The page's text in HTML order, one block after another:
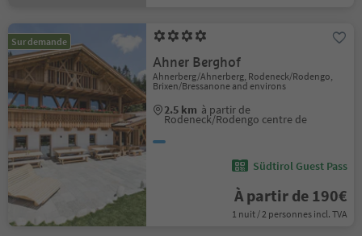
Sur demande
Ahner Berghof
Ahnerberg/Ahnerberg, Rodeneck/Rodengo,
Brixen/Bressanone and environs
2.5 km à partir de
Rodeneck/Rodengo centre de
Südtirol Guest Pass
À partir de 190€
1 nuit / 2 personnes incl. TVA